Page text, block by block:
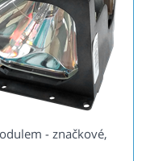
- značkové,